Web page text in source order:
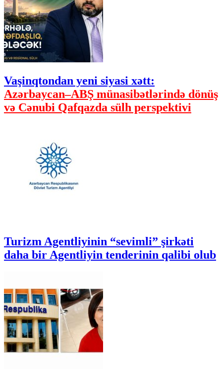
Vaşinqtondan yeni siyasi xətt:
Azərbaycan–ABŞ münasibətlərində dönüş
və Cənubi Qafqazda sülh perspektivi
Turizm Agentliyinin “sevimli” şirkəti
daha bir Agentliyin tenderinin qalibi olub